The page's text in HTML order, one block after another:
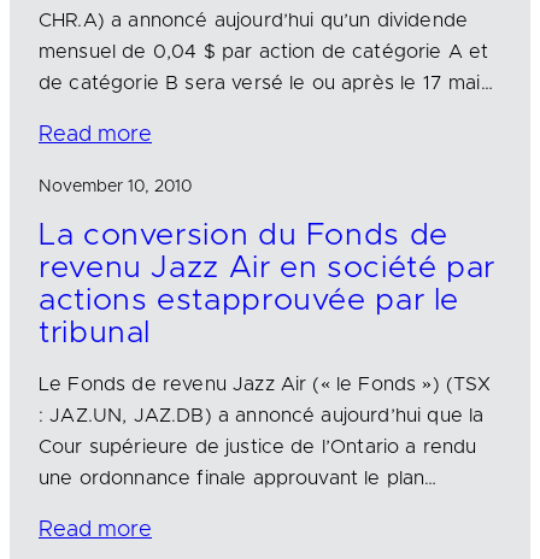
CHR.A) a annoncé aujourd’hui qu’un dividende
mensuel de 0,04 $ par action de catégorie A et
de catégorie B sera versé le ou après le 17 mai…
Read more
November 10, 2010
La conversion du Fonds de
revenu Jazz Air en société par
actions estapprouvée par le
tribunal
Le Fonds de revenu Jazz Air (« le Fonds ») (TSX
: JAZ.UN, JAZ.DB) a annoncé aujourd’hui que la
Cour supérieure de justice de l’Ontario a rendu
une ordonnance finale approuvant le plan…
Read more